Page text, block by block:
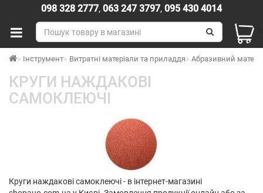
098 328 2777, 063 247 3797, 095 430 4014
Інструмент Витратні матеріали та приладдя Абразивний
КРУГИ НАЖДАКОВІ
САМОКЛЕЮЧІ
Круги наждакові самоклеючі - в інтернет-магазині